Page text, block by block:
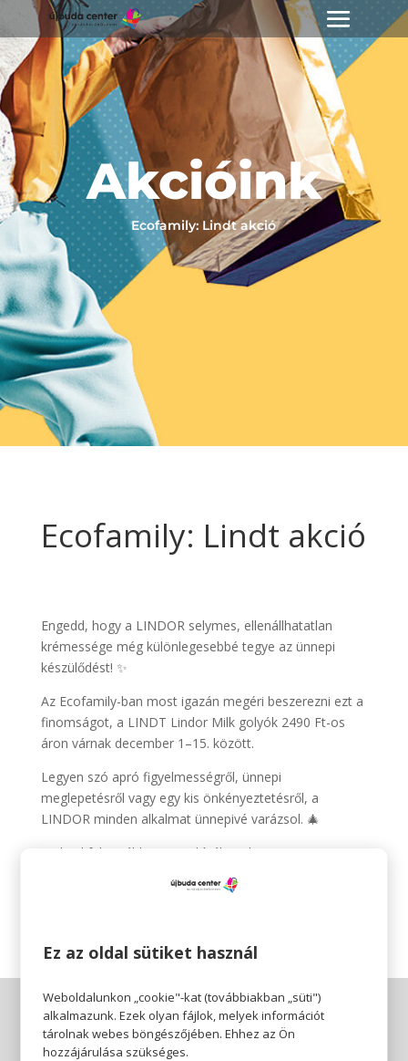
Akcióink
Ecofamily: Lindt akció
Ecofamily: Lindt akció
Engedd, hogy a LINDOR selymes, ellenállhatatlan
krémessége még különlegesebbé tegye az ünnepi
készülődést! ✨
Az Ecofamily-ban most igazán megéri beszerezni ezt a
finomságot, a LINDT Lindor Milk golyók 2490 Ft-os
áron várnak december 1–15. között.
Legyen szó apró figyelmességről, ünnepi
meglepetésről vagy egy kis önkényeztetésről, a
LINDOR minden alkalmat ünnepivé varázsol. 🎄
Fedezd fel további ünnepi kínálatunkat is az
ecofamily.hu oldalon – és találd meg az ünnepek igazi
Ez az oldal sütiket használ
Weboldalunkon „cookie"-kat (továbbiakban „süti")
alkalmazunk. Ezek olyan fájlok, melyek információt
tárolnak webes böngészőjében. Ehhez az Ön
hozzájárulása szükséges.